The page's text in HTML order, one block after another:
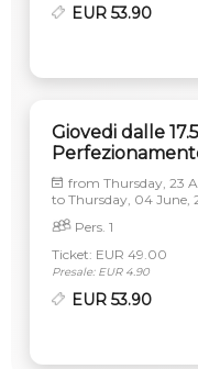
EUR 53.90
Giovedi dalle
from Thursday, 23
toThursday, 04 June,
Pers. 1
Ticket: EUR 49.00
Presale: EUR 4.90
EUR 53.90